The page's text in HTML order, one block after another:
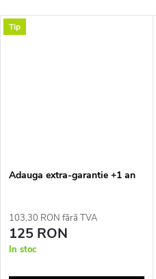
Tip
Adauga extra-garantie +1 an
103,30 RON fără TVA
125 RON
In stoc